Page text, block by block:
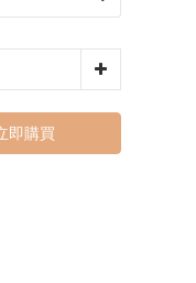
即購買